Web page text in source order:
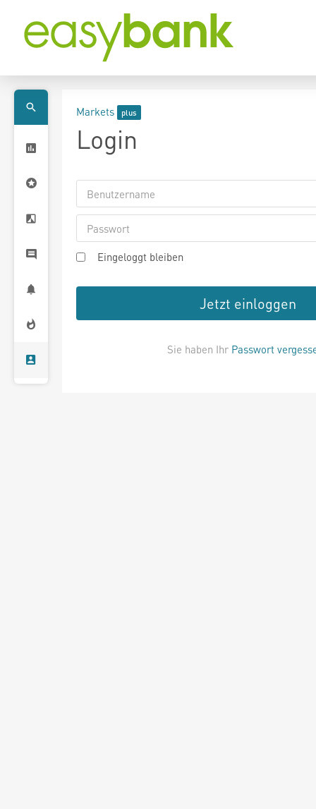
Markets
Login
Eingeloggt bleiben
Jetzt einloggen
Sie haben Ihr Passwort